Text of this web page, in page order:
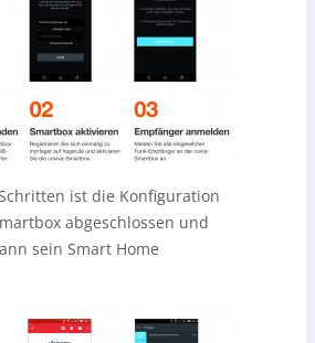
ist die Konfiguration
abgeschlossen und
sein Smart Home